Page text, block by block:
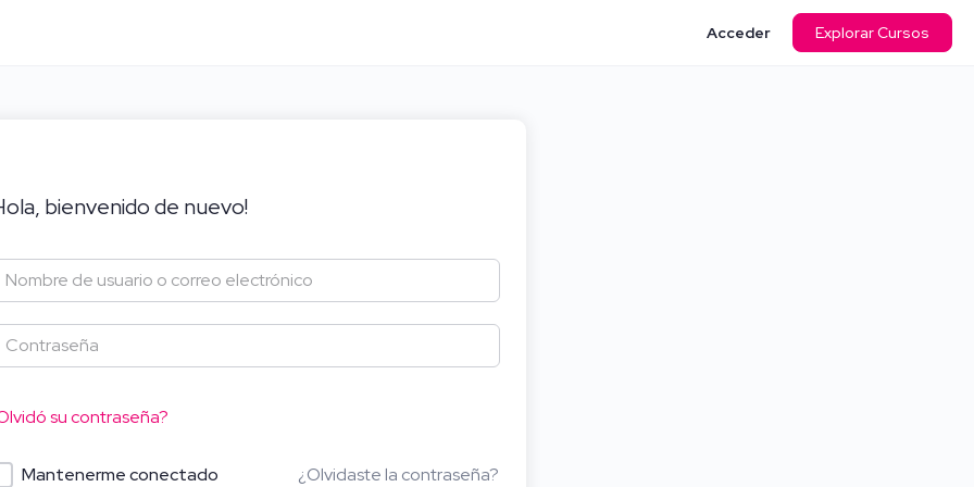
Acceder Explorar Cursos
bienvenido de nuevo!
su contraseña?
Mantenerme conectado ¿Olvidaste la contraseña?